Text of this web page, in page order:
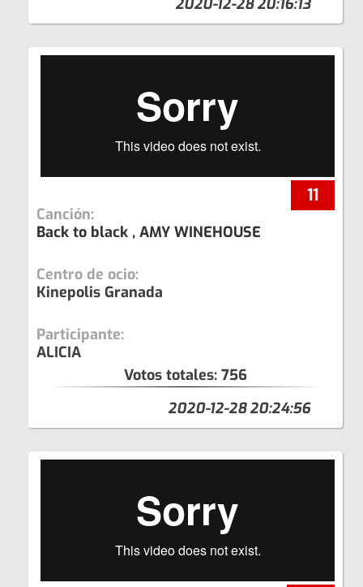
11
Canción:
Back to black , AMY WINEHOUSE
Centro de ocio:
Kinepolis Granada
Participante:
ALICIA
Votos totales: 756
2020-12-28 20:24:56